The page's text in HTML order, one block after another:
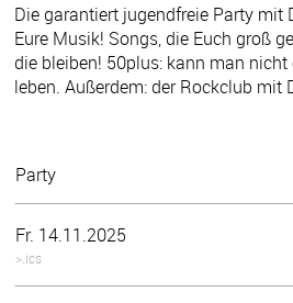
Die garantiert jugendfreie Party mit
Eure Musik! Songs, die Euch groß
die bleiben! 50plus: kann man
leben. Außerdem: der Rockclub mit
Party
Fr. 14.11.2025
>.ics